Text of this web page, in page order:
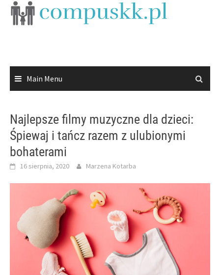
Skip
Main Menu
Najlepsze filmy muzyczne dla dzieci:
Śpiewaj i tańcz razem z ulubionymi
bohaterami
16 sierpnia, 2020 Marzena Kotarba